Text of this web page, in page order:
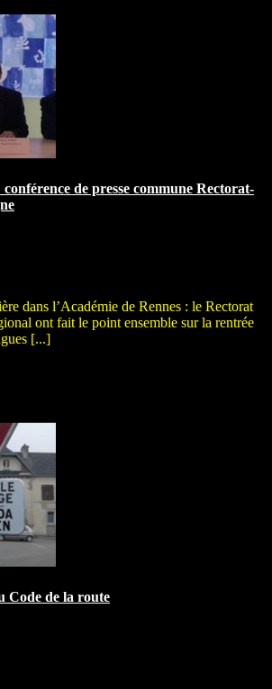
de presse commune Rectorat-
dans l’Académie de Rennes : le Rectorat
ont fait le point ensemble sur la rentrée
[...]
Code de la route